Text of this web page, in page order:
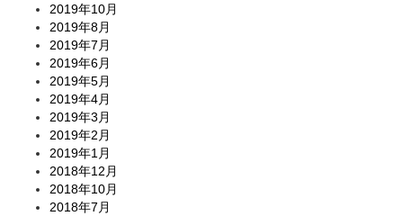
2019年10月
2019年8月
2019年7月
2019年6月
2019年5月
2019年4月
2019年3月
2019年2月
2019年1月
2018年12月
2018年10月
2018年7月